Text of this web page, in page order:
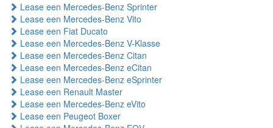
Lease een Mercedes-Benz Sprinter
Lease een Mercedes-Benz Vito
Lease een Fiat Ducato
Lease een Mercedes-Benz V-Klasse
Lease een Mercedes-Benz Citan
Lease een Mercedes-Benz eCitan
Lease een Mercedes-Benz eSprinter
Lease een Renault Master
Lease een Mercedes-Benz eVito
Lease een Peugeot Boxer